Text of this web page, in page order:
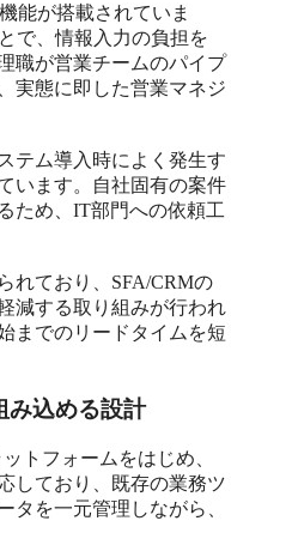
能が搭載されていま
で、情報入力の負担を
職が営業チームのパイプ
実態に即した営業マネジ
テム導入時によく発生す
います。自社固有の案件
ため、IT部門への依頼工
れており、SFA/CRMの
減する取り組みが行われ
までのリードタイムを短
み込める設計
トフォームをはじめ、
しており、既存の業務ツ
を一元管理しながら、